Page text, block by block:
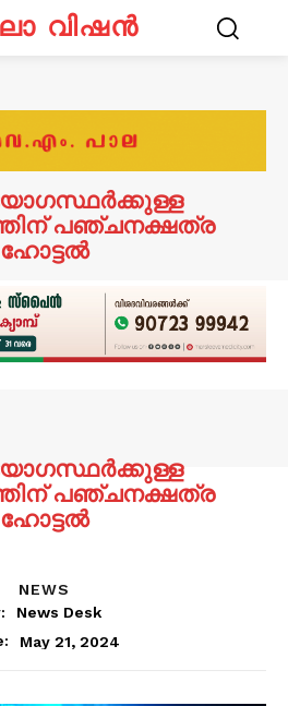
വിഷൻ
പഞ്ചനക്ഷത്ര
ഹോട്ടൽ
പഞ്ചനക്ഷത്ര
ഹോട്ടൽ
NEWS
News Desk
May 21, 2024